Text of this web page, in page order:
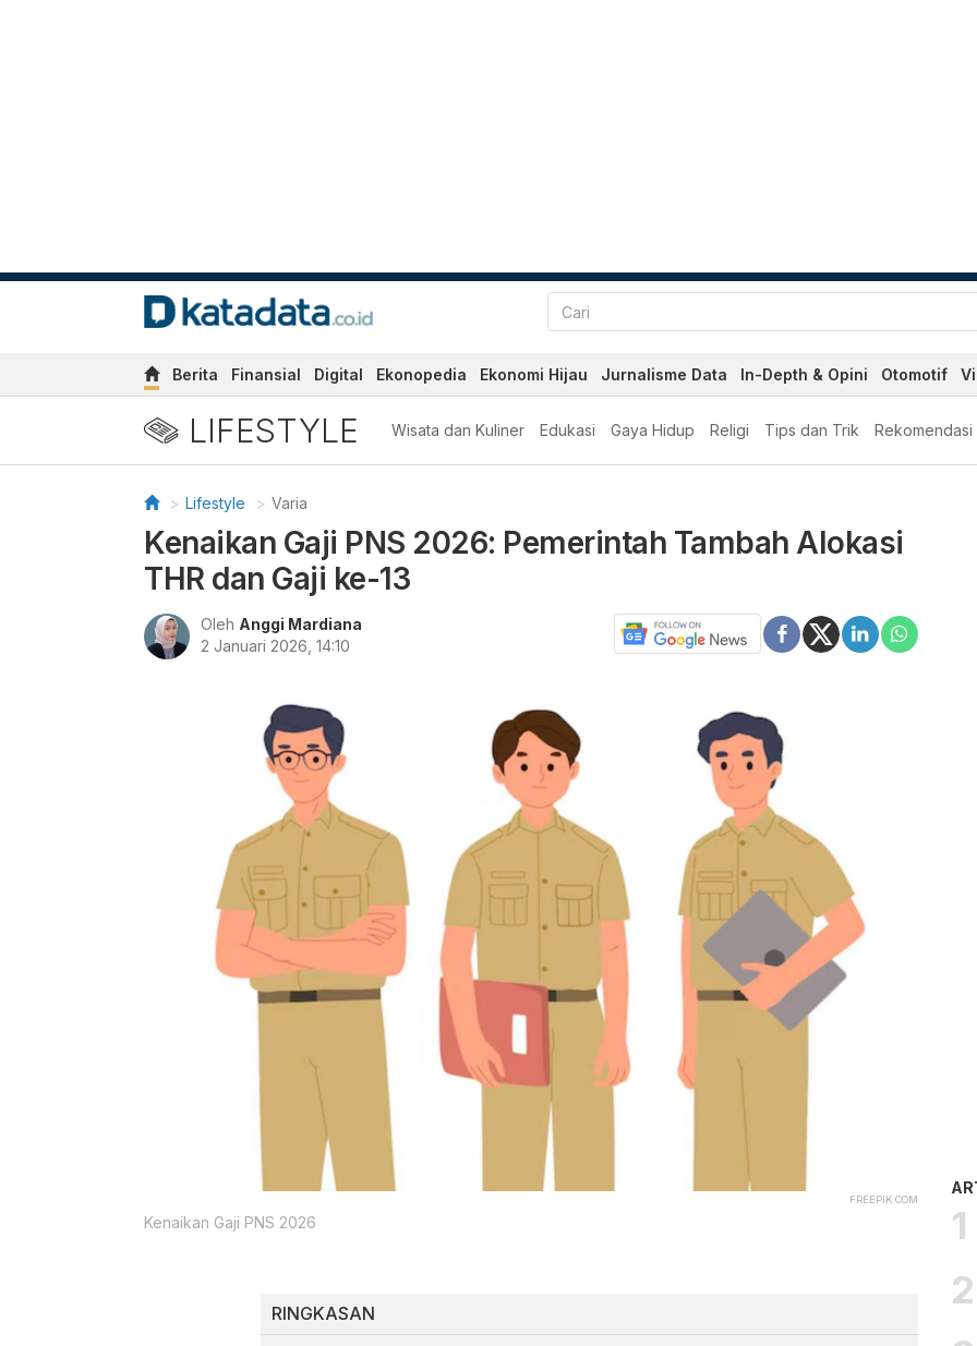
Berita Finansial Digital Ekonopedia Ekonomi Hijau Jurnalisme Data In-Depth & Opini Otomotif
LIFESTYLE Wisata dan Kuliner Edukasi Gaya Hidup Religi Tips dan Trik Rekomendasi
Lifestyle Varia
Kenaikan Gaji PNS 2026: Pemerintah Tambah Alokasi
THR dan Gaji ke-13
Oleh Anggi Mardiana
2 Januari 2026, 14:10
FREEPIK.COM
Kenaikan Gaji PNS 2026
RINGKASAN